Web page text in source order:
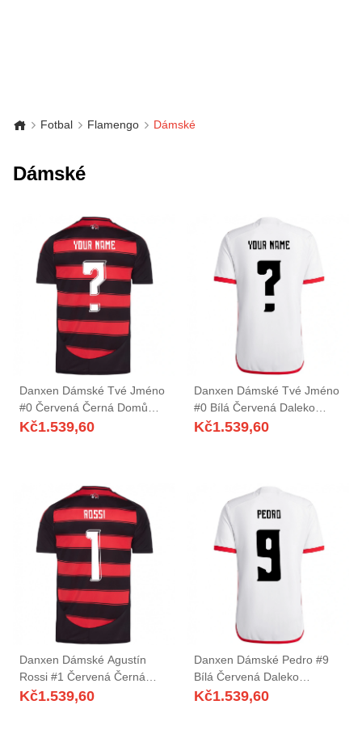
Fotbal Flamengo Dámské
Dámské
Danxen Dámské Tvé Jméno
#0 Červená Černá Domů
Hráčské Dresy 2025/26 Dres
Kč1.539,60
Danxen Dámské Tvé Jméno
#0 Bílá Červená Daleko
Hráčské Dresy 2025/26 Dres
Kč1.539,60
Danxen Dámské Agustín
Rossi #1 Červená Černá
Domů Hráčské Dresy
Kč1.539,60
Danxen Dámské Pedro #9
Bílá Červená Daleko
Hráčské Dresy 2025/26 Dres
Kč1.539,60